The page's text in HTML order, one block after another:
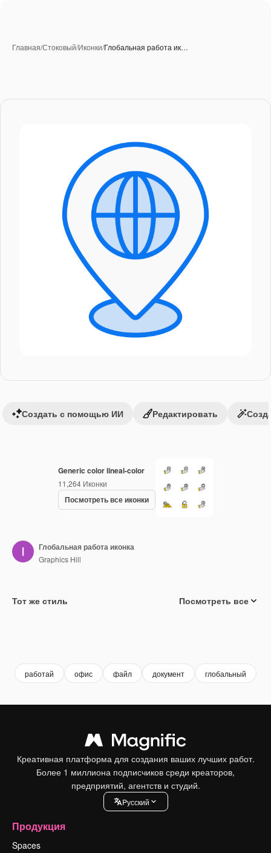
Главная/Стоковый/Иконки/Глобальная работа ик…
Generic color lineal-color
11,264 Иконки
Посмотреть все иконки
Создать с помощью ИИ Редактировать
Глобальная работа иконка
Graphics Hill
Тот же стиль Посмотреть все
работай офис файл документ глобальный
Креативная платформа для создания ваших лучших работ.
Более 1 миллиона подписчиков среди креаторов,
предприятий, агентств и студий.
Pусский
Продукция
Spaces